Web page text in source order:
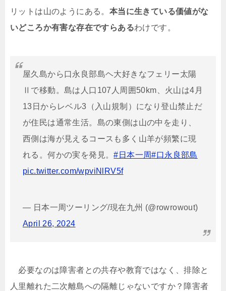
リットは山のようにある。 本当に生きている価値がな
いどころか有害な存在ですらあるわけです。
屋久島から口永良部島ヘ大好きなフェリー太陽
Ⅱで移動。島は人口107人周囲50km、火山は4月
13日からレベル3（入山規制）になり登山禁止だ
が住民は通常生活。島の東側は山の中を走り、
西側は海が見えるコースも多く山羊が頻繁に現
れる。何かの実を発見。#日本一周#口永良部島
pic.twitter.com/wpviNlRV5f
— 日本一周ツーリング/現在九州 (@rowrowout)
April 26, 2024
必要なのは障害者との共存や教育ではなく、排除と
人里離れた二次離島への隔離じゃないですか？障害者